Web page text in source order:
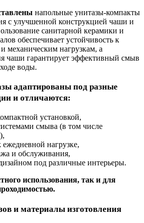
напольные унитазы-компакты
с улучшенной конструкцией чаши и
санитарной керамики и
обеспечивает устойчивость к
механическим нагрузкам, а
чаши гарантирует эффективный смыв
воды.
адаптированы под разные
и отличаются:
установкой,
смыва (в том числе
нагрузке,
и обслуживания,
под различные интерьеры.
использования, так и для
и материалы изготовления